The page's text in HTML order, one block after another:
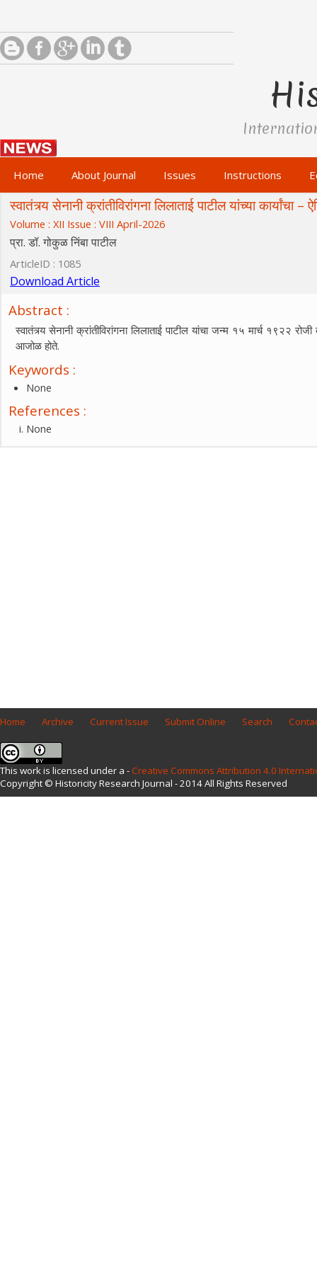
Home About Journal Issues Instructions
स्वातंत्र्य सेनानी क्रांतीविरांगना लिलाताई पाटील यांच्या कार्यांचा
Volume : XII Issue : VIII April-2026
प्रा. डॉ. गोकुळ निंबा पाटील
ArticleID : 1085
Download Article
Abstract :
स्वातंत्र्य सेनानी क्रांतीविरांगना लिलाताई पाटील यांचा जन्म १५ मार्च १९२२
आजोळ होते.
Keywords :
None
References :
None
Home Archive Current Issue Submit Online Search
This work is licensed under a - Creative Commons Attribution 4.0
Copyright © Historicity Research Journal - 2014 All Rights Reserved